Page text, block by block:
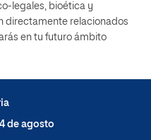
legales, bioética y
directamente relacionados
en tu futuro ámbito
de agosto